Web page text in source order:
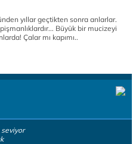
yıllar geçtikten sonra anlarlar.
Büyük bir mucizeyi
Çalar mı kapımı..